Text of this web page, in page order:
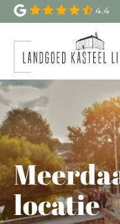
4.4
locatie